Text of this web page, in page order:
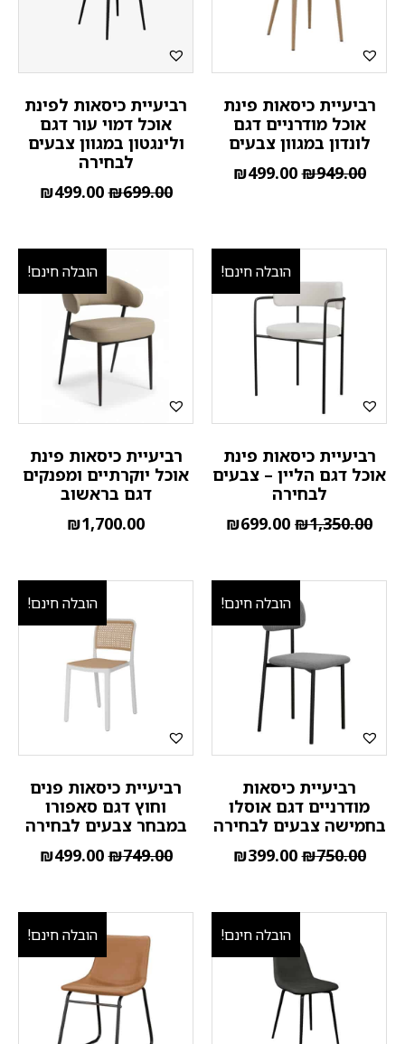
רביעיית כיסאות פינת
אוכל מודרניים דגם
לונדון במגוון צבעים
₪949.00
₪499.00
רביעיית כיסאות לפינת
אוכל דמוי עור דגם
ולינגטון במגוון צבעים
לבחירה
₪699.00
₪499.00
הובלה חינם!
רביעיית כיסאות פינת
אוכל דגם הליין – צבעים
לבחירה
₪1,350.00
₪699.00
הובלה חינם!
רביעיית כיסאות פינת
אוכל יוקרתיים ומפנקים
דגם בראשוב
₪1,700.00
הובלה חינם!
רביעיית כיסאות
מודרניים דגם אוסלו
בחמישה צבעים לבחירה
₪750.00
₪399.00
הובלה חינם!
רביעיית כיסאות פנים
וחוץ דגם סאפורו
במבחר צבעים לבחירה
₪749.00
₪499.00
הובלה חינם! הובלה חינם!